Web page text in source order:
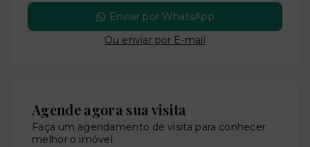
Enviar por WhatsApp
Ou enviar por E-mail
Agende agora sua visita
Faça um agendamento de visita para conhecer
melhor o imóvel.